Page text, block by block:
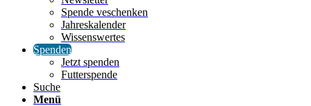
Spende veschenken
Jahreskalender
Wissenswertes
Spenden
Jetzt spenden
Futterspende
Suche
Menü